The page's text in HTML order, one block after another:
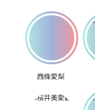
西條愛梨